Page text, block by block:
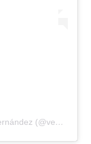
Una publicación compartida de Frank Hernández (@venezuelayocreoenti_)